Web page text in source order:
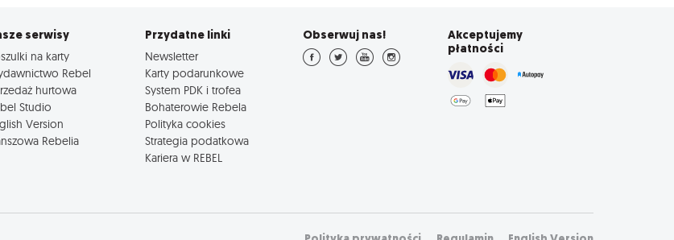
serwisy
na karty
Rebel
hurtowa
Studio
Version
Rebelia
Przydatne linki
Newsletter
Karty podarunkowe
System PDK i trofea
Bohaterowie Rebela
Polityka cookies
Strategia podatkowa
Kariera w REBEL
Obserwuj nas!
Akceptujemy
płatności